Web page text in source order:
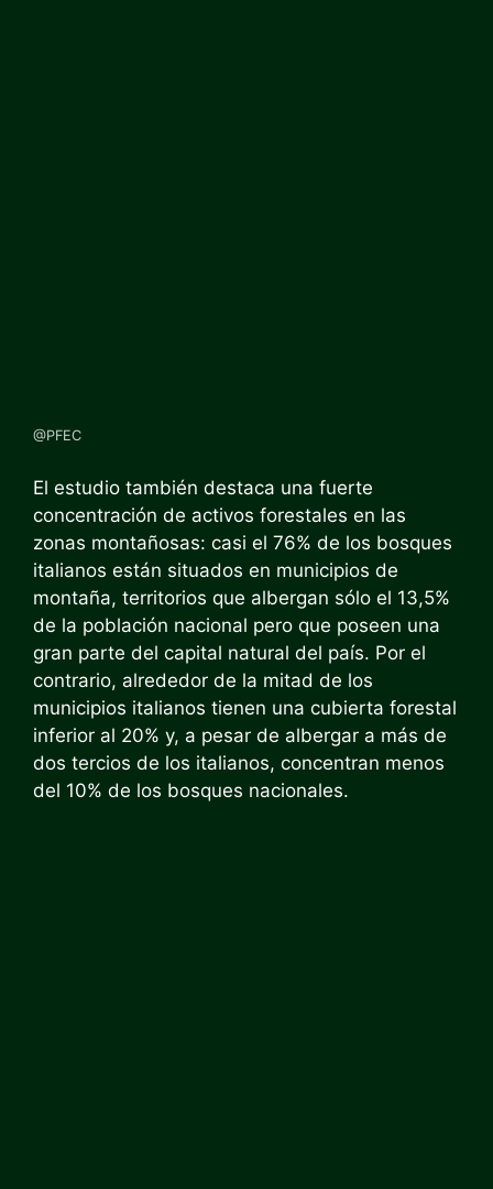
@PFEC
El estudio también destaca una fuerte
concentración de activos forestales en las
zonas montañosas: casi el 76% de los bosques
italianos están situados en municipios de
montaña, territorios que albergan sólo el 13,5%
de la población nacional pero que poseen una
gran parte del capital natural del país. Por el
contrario, alrededor de la mitad de los
municipios italianos tienen una cubierta forestal
inferior al 20% y, a pesar de albergar a más de
dos tercios de los italianos, concentran menos
del 10% de los bosques nacionales.